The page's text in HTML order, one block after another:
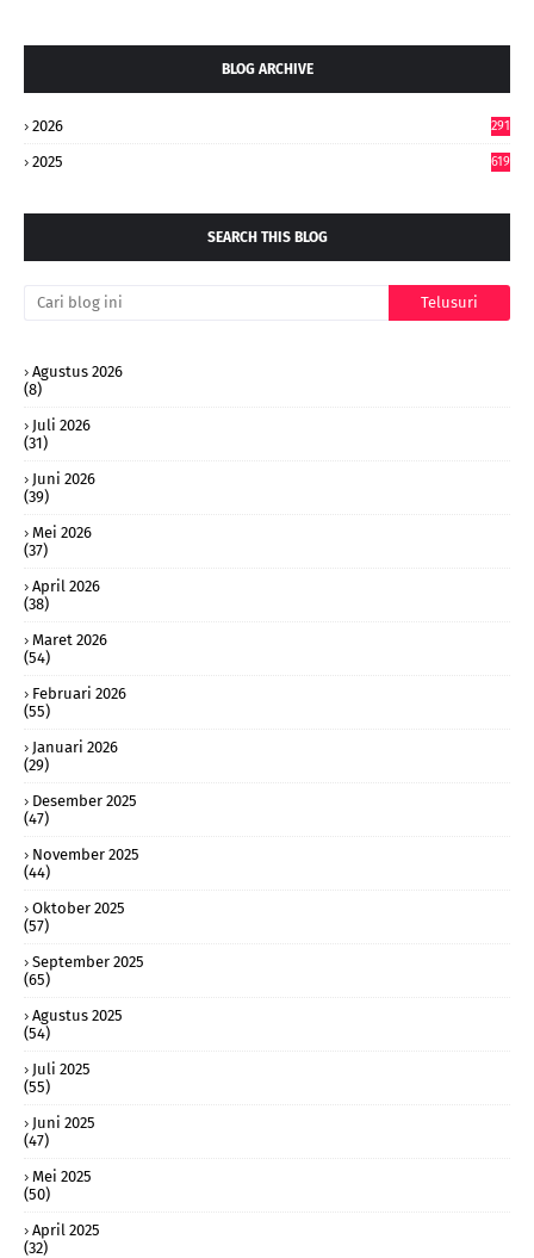
BLOG ARCHIVE
2026 291
2025 619
SEARCH THIS BLOG
Agustus 2026
(8)
Juli 2026
(31)
Juni 2026
(39)
Mei 2026
(37)
April 2026
(38)
Maret 2026
(54)
Februari 2026
(55)
Januari 2026
(29)
Desember 2025
(47)
November 2025
(44)
Oktober 2025
(57)
September 2025
(65)
Agustus 2025
(54)
Juli 2025
(55)
Juni 2025
(47)
Mei 2025
(50)
April 2025
(32)